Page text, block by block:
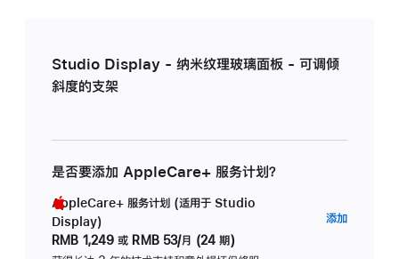
Studio Display - 纳米纹理玻璃面板 - 可调倾
斜度的支架
是否要添加 AppleCare+ 服务计划？
AppleCare+ 服务计划 (适用于 Studio
Display)
RMB 1,249 或 RMB 53/月 (24 期)
添加